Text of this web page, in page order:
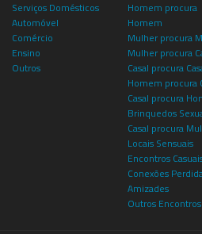
Serviços Domésticos
Automóvel
Comércio
Ensino
Outros
Homem procura
Homem
Mulher procura
Mulher procura
Casal procura
Homem procura
Casal procura
Brinquedos
Casal procura
Locais Sensuais
Encontros
Conexões
Amizades
Outros Encontros